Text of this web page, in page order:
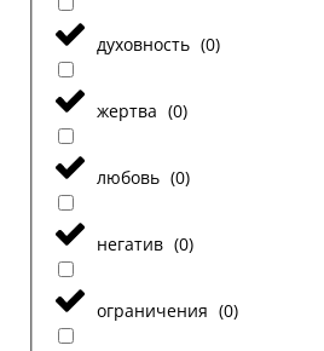
духовность (0)
жертва (0)
любовь (0)
негатив (0)
ограничения (0)